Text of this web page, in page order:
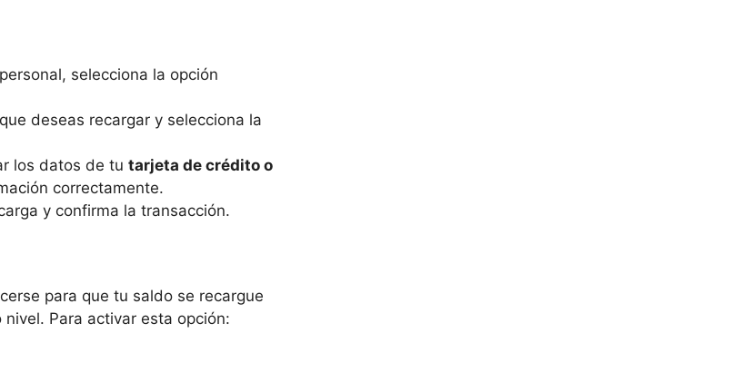
selecciona la opción
deseas recargar y selecciona la
los datos de tu tarjeta de crédito o
correctamente.
y confirma la transacción.
para que tu saldo se recargue
Para activar esta opción: